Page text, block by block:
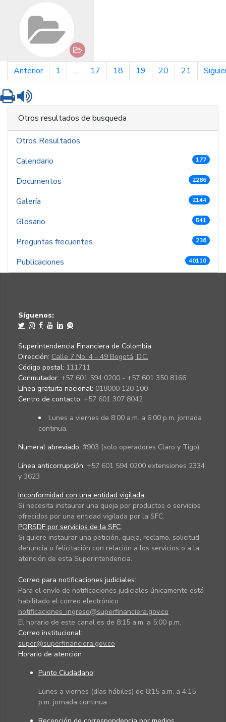
Anteriorpágina anterior
1 ... 17 18 19 20 21
Imprimir
Otros resultados de busqueda
Otros Resultados
Calendario
177
Documentos 2286
Galería 2144
Glosario 541
Preguntas frecuentes 236
Publicaciones 40110
Síguenos:
Superintendencia Financiera de Colombia
Dirección: Calle 7 No. 4 - 49 Bogotá, D.C.
Código postal: 111711
Conmutador: +57 601 594 0200 - +57 601 350 8166
Línea gratuita nacional: 018000 120 100
Centro de contacto: +57 601 307 8042
Lunes a viernes de 8:00 a.m. a 6:00 p.m. jornada
continua.
Numeral abreviado: #903 (solo operadores Claro y Tigo)
Línea anticorrupción: +57 601 594 0200 extensiones 2334
y 3623
Inconformidad con una entidad vigilada:
Si necesita instaurar una queja por productos o servicios
ofrecidos por una entidad vigilada por la SFC.
PQRSDF por servicios de la SFC:
Si quiere instaurar una petición, queja, reclamo, solicitud,
denuncia o felicitación con relación a los servicios o a la
atención de esta Superintendencia.
Correo para notificaciones judiciales:
Para el envío de notificaciones judiciales únicamente está
habilitado el correo electrónico
notificaciones_ingreso@superfinanciera.gov.co
El horario de este canal es de 8:15 a.m. a 5:00 p.m.
Correo institucional:
super@superfinanciera.gov.co
Horario de atención
Punto Ciudadano:
Lunes a viernes (días hábiles) de 8:15 a.m. a 4:15
p.m. jornada continua